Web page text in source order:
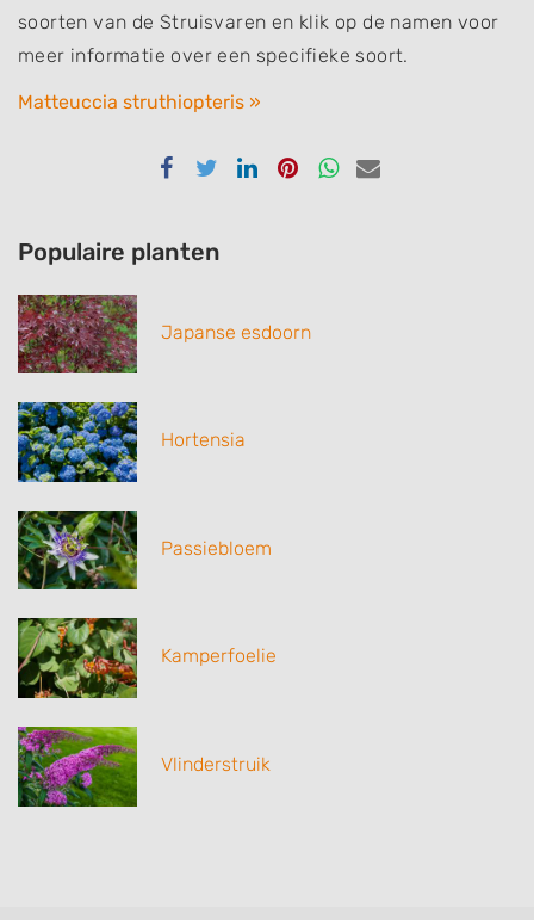
soorten van de Struisvaren en klik op de namen voor
meer informatie over een specifieke soort.
Matteuccia struthiopteris »
DelenDelenDelenDelenDelenDelen
Populaire planten
Japanse esdoorn
Hortensia
Passiebloem
Kamperfoelie
Vlinderstruik